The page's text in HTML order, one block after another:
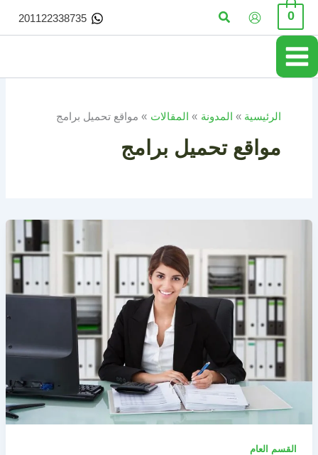
تخطي
المحتوى
0 البحث 201122338735
الرئيسية المدونة المقالات مواقع تحميل برامج
مواقع تحميل برامج
القسم العام